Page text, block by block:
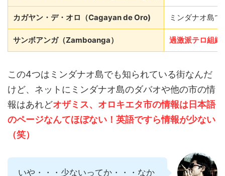
カガヤン・デ・オロ（Cagayan de Oro) ミンダナオ島
サンボアンガ（Zamboanga） 過激派テロ組織
この4つはミンダナオ島でも知られている街なんだ
けど、ネットにミンダナオ島のダバオや他の市の情
報はあれどオザミス、オロキエタ市の情報は日本語
のページなんてほぼない！英語ですら情報が少ない
（笑）
いや・・・少ないってか・・・なか